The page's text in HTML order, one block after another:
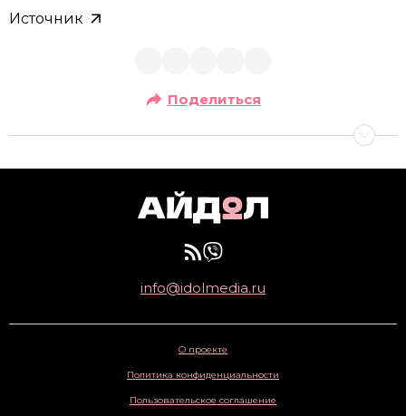
Источник
Поделиться
info@idolmedia.ru
О проекте
Политика конфиденциальности
Пользовательское соглашение